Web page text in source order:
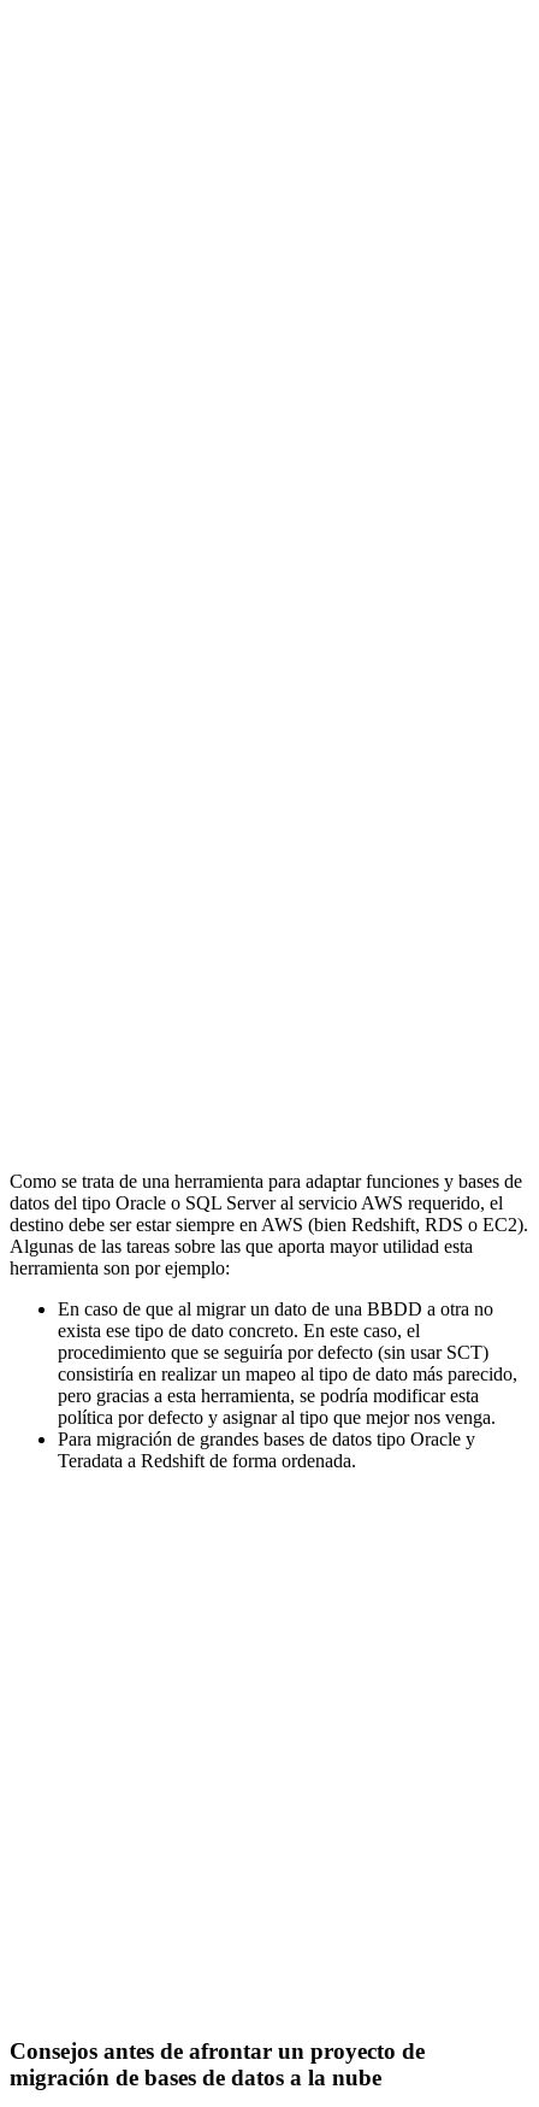
Como se trata de una herramienta para adaptar funciones y bases de
datos del tipo Oracle o SQL Server al servicio AWS requerido, el
destino debe ser estar siempre en AWS (bien Redshift, RDS o EC2).
Algunas de las tareas sobre las que aporta mayor utilidad esta
herramienta son por ejemplo:
En caso de que al migrar un dato de una BBDD a otra no
exista ese tipo de dato concreto. En este caso, el
procedimiento que se seguiría por defecto (sin usar SCT)
consistiría en realizar un mapeo al tipo de dato más parecido,
pero gracias a esta herramienta, se podría modificar esta
política por defecto y asignar al tipo que mejor nos venga.
Para migración de grandes bases de datos tipo Oracle y
Teradata a Redshift de forma ordenada.
Consejos antes de afrontar un proyecto de
migración de bases de datos a la nube